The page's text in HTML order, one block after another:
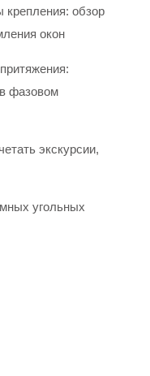
обзор
окон
фазовом
экскурсии,
угольных